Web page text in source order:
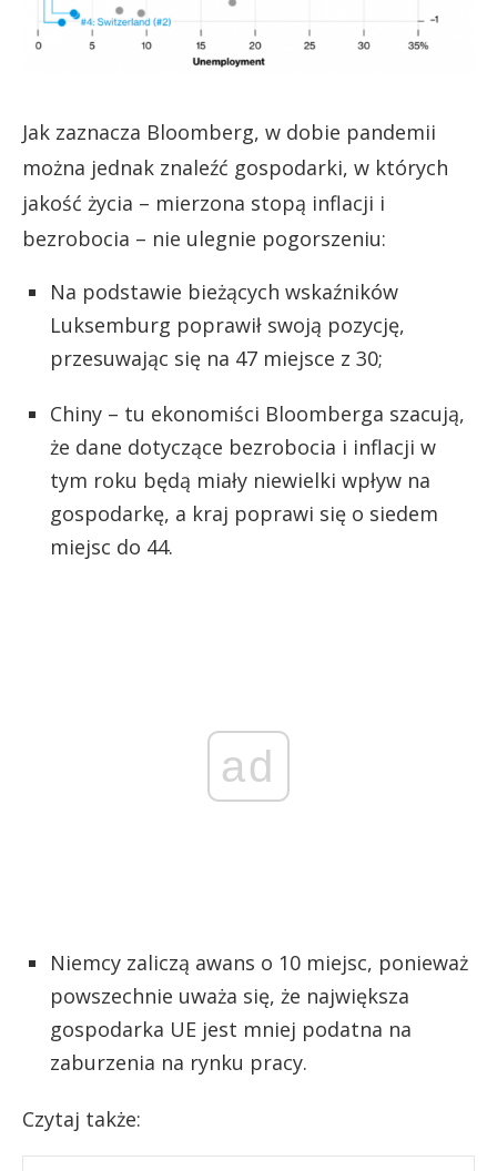
Jak zaznacza Bloomberg, w dobie pandemii
można jednak znaleźć gospodarki, w których
jakość życia – mierzona stopą inflacji i
bezrobocia – nie ulegnie pogorszeniu:
Na podstawie bieżących wskaźników
Luksemburg poprawił swoją pozycję,
przesuwając się na 47 miejsce z 30;
Chiny – tu ekonomiści Bloomberga szacują,
że dane dotyczące bezrobocia i inflacji w
tym roku będą miały niewielki wpływ na
gospodarkę, a kraj poprawi się o siedem
miejsc do 44.
ad
Niemcy zaliczą awans o 10 miejsc, ponieważ
powszechnie uważa się, że największa
gospodarka UE jest mniej podatna na
zaburzenia na rynku pracy.
Czytaj także: